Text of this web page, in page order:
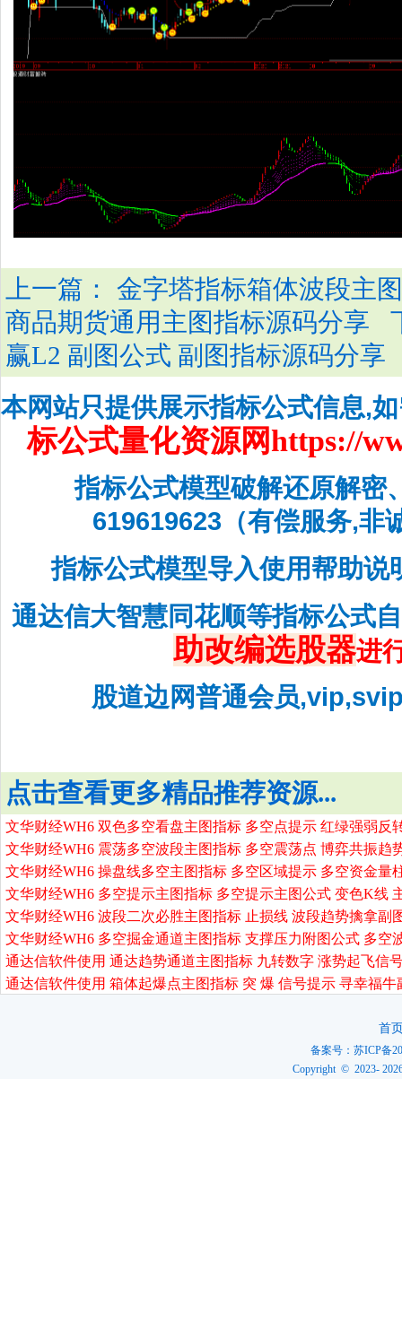
上一篇： 金字塔指标箱体波段主
商品期货通用主图指标源码分享
赢L2 副图公式 副图指标源码分享
本网站只提供展示指标公式信息,
标公式量化资源网https://
指标公式模型破解还原解密
619619623（有偿服务,非
指标公式模型导入使用帮助说
通达信大智慧同花顺等指标公式
助改编选股器进
股道边网普通会员
点击查看更多精品推荐资源...
文华财经WH6 双色多空看盘主图指标 多空点提示 红绿强弱反
文华财经WH6 震荡多空波段主图指标 多空震荡点 博弈共振趋
文华财经WH6 操盘线多空主图指标 多空区域提示 多空资金量
文华财经WH6 多空提示主图指标 多空提示主图公式 变色K线
文华财经WH6 波段二次必胜主图指标 止损线 波段趋势擒拿副
文华财经WH6 多空掘金通道主图指标 支撑压力附图公式 多空
通达信软件使用 通达趋势通道主图指标 九转数字 涨势起飞信
通达信软件使用 箱体起爆点主图指标 突 爆 信号提示 寻幸福
首
备案号：苏ICP备
Copyright © 2023-